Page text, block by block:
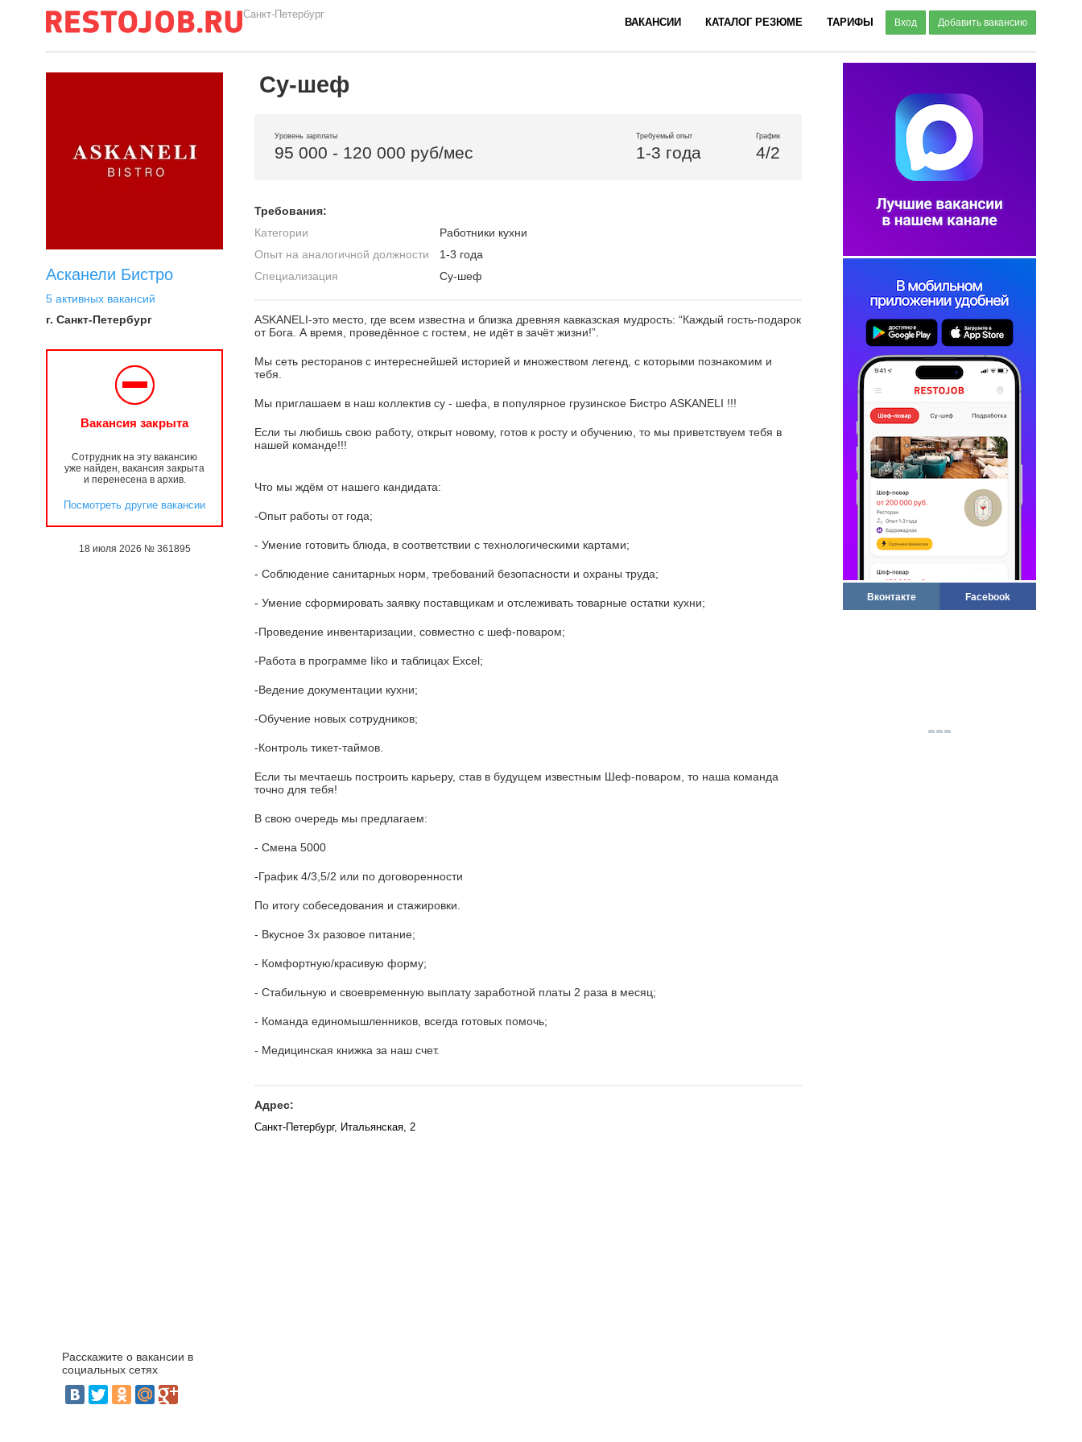
Санкт-Петербург
ВАКАНСИИ КАТАЛОГ РЕЗЮМЕ ТАРИФЫ Вход Добавить вакансию
Вконтакте Facebook
Асканели Бистро
5 активных вакансий
г. Санкт-Петербург
Вакансия закрыта
Сотрудник на эту вакансию
уже найден, вакансия закрыта
и перенесена в архив.
Посмотреть другие вакансии
18 июля 2026 № 361895
Су-шеф
Уровень зарплаты
95 000 - 120 000 руб/мес
Требуемый опыт
1-3 года
График
4/2
Требования:
Категории
Работники кухни
Опыт на аналогичной должности
1-3 года
Специализация
Су-шеф
ASKANELI-это место, где всем известна и близка древняя кавказская мудрость: “Каждый гость-подарок
от Бога. А время, проведённое с гостем, не идёт в зачёт жизни!”.
Мы сеть ресторанов с интереснейшей историей и множеством легенд, с которыми познакомим и
тебя.
Мы приглашаем в наш коллектив cу - шефа, в популярное грузинское Бистро ASKANELI !!!
Если ты любишь свою работу, открыт новому, готов к росту и обучению, то мы приветствуем тебя в
нашей команде!!!
Что мы ждём от нашего кандидата:
-Опыт работы от года;
- Умение готовить блюда, в соответствии с технологическими картами;
- Соблюдение санитарных норм, требований безопасности и охраны труда;
- Умение сформировать заявку поставщикам и отслеживать товарные остатки кухни;
-Проведение инвентаризации, совместно с шеф-поваром;
-Работа в программе Iiko и таблицах Excel;
-Ведение документации кухни;
-Обучение новых сотрудников;
-Контроль тикет-таймов.
Если ты мечтаешь построить карьеру, став в будущем известным Шеф-поваром, то наша команда
точно для тебя!
В свою очередь мы предлагаем:
- Смена 5000
-График 4/3,5/2 или по договоренности
По итогу собеседования и стажировки.
- Вкусное 3х разовое питание;
- Комфортную/красивую форму;
- Стабильную и своевременную выплату заработной платы 2 раза в месяц;
- Команда единомышленников, всегда готовых помочь;
- Медицинская книжка за наш счет.
Адрес:
Санкт-Петербург, Итальянская, 2
Расскажите о вакансии в
социальных сетях